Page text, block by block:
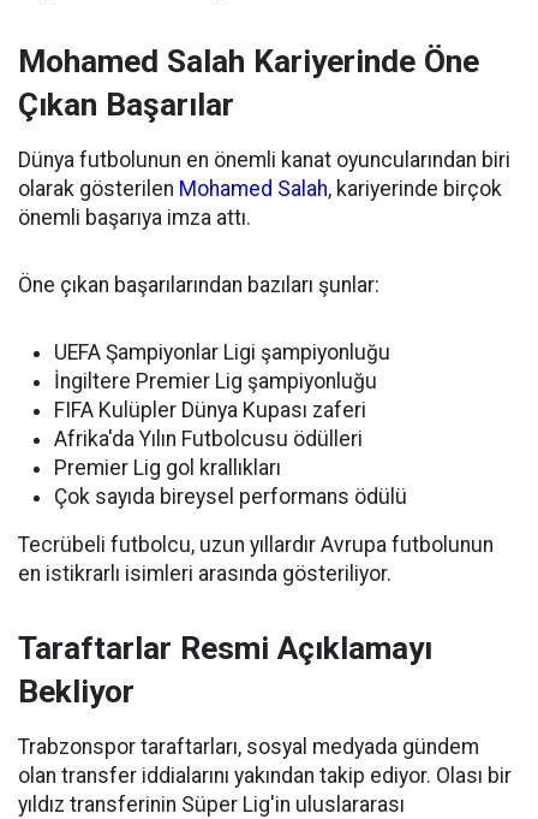
Mohamed Salah Kariyerinde Öne
Çıkan Başarılar
Dünya futbolunun en önemli kanat oyuncularından biri
olarak gösterilen Mohamed Salah, kariyerinde birçok
önemli başarıya imza attı.
Öne çıkan başarılarından bazıları şunlar:
UEFA Şampiyonlar Ligi şampiyonluğu
İngiltere Premier Lig şampiyonluğu
FIFA Kulüpler Dünya Kupası zaferi
Afrika'da Yılın Futbolcusu ödülleri
Premier Lig gol krallıkları
Çok sayıda bireysel performans ödülü
Tecrübeli futbolcu, uzun yıllardır Avrupa futbolunun
en istikrarlı isimleri arasında gösteriliyor.
Taraftarlar Resmi Açıklamayı
Bekliyor
Trabzonspor taraftarları, sosyal medyada gündem
olan transfer iddialarını yakından takip ediyor. Olası bir
yıldız transferinin Süper Lig'in uluslararası